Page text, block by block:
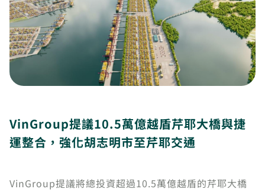
VinGroup提議10.5萬億越盾芹耶大橋與捷
運整合，強化胡志明市至芹耶交通
VinGroup提議將總投資超過10.5萬億越盾的芹耶大橋